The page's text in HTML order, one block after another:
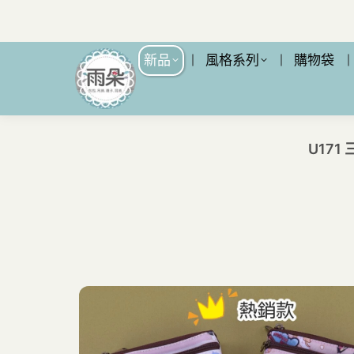
新品 風格系列 購物袋
U171